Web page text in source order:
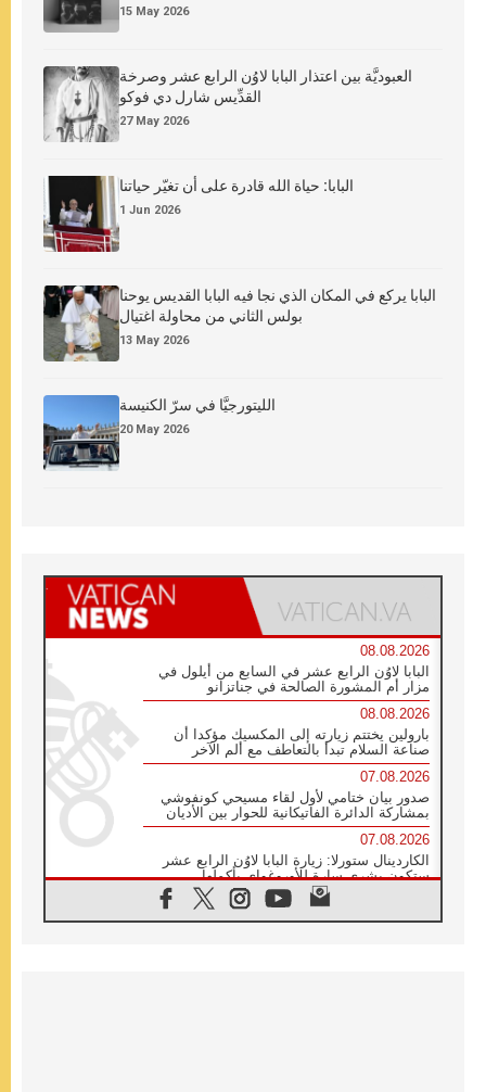
15 May 2026
العبوديَّة بين اعتذار البابا لاوُن الرابع عشر وصرخة
القدِّيس شارل دي فوكو
27 May 2026
البابا: حياة الله قادرة على أن تغيّر حياتنا
1 Jun 2026
البابا يركع في المكان الذي نجا فيه البابا القديس يوحنا
بولس الثاني من محاولة اغتيال
13 May 2026
الليتورجيَّا في سرّ الكنيسة
20 May 2026
08.08.2026
البابا لاوُن الرابع عشر في السابع من أيلول في
مزار أم المشورة الصالحة في جناتزانو
08.08.2026
بارولين يختتم زيارته إلى المكسيك مؤكدا أن
صناعة السلام تبدأ بالتعاطف مع ألم الآخر
07.08.2026
صدور بيان ختامي لأول لقاء مسيحي كونفوشي
بمشاركة الدائرة الفاتيكانية للحوار بين الأديان
07.08.2026
الكاردينال ستورلا: زيارة البابا لاوُن الرابع عشر
ستكون بشرى سارة للأوروغواي بأكملها
الفاتيكان يعلن برنامج الزيارة الرسولية للبابا لاوُن